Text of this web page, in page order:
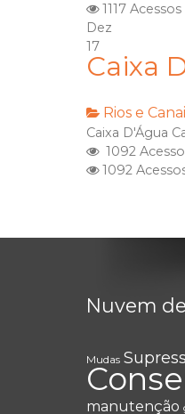
1117 Acessos
Dez
17
Caixa
Rios e
Caixa D'Água
1092
1092
Nuvem
Mudas
manutenção